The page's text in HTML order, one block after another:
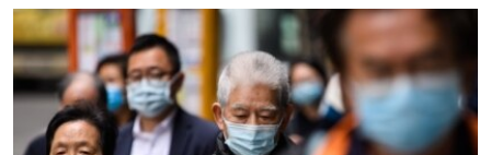
INFOGRAFIKE
KINA NA BALKANU
RSE PRIČE IZ SVIJETA
ISPRIČAJ MI
DNEVNO@RSE